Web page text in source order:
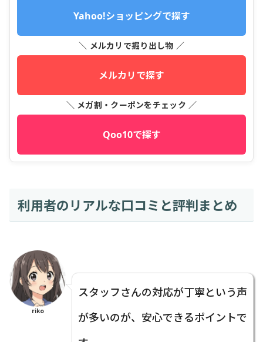
Yahoo!ショッピングで探す
＼ メルカリで掘り出し物 ／
メルカリで探す
＼ メガ割・クーポンをチェック ／
Qoo10で探す
利用者のリアルな口コミと評判まとめ
riko
スタッフさんの対応が丁寧という声
が多いのが、安心できるポイントで